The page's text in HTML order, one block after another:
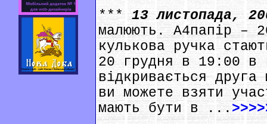
***13 листопада,
малюють. А4папір –
кулькова ручка
20 грудня в 19:00 в
відкривається
ви можете взяти
мають бути в ...